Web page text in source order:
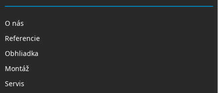
O nás
Referencie
Obhliadka
Montáž
Servis